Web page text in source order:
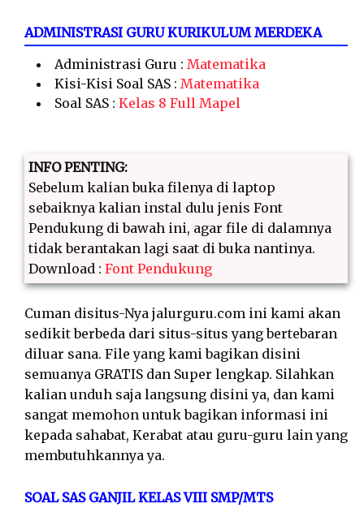
ADMINISTRASI GURU KURIKULUM MERDEKA
Administrasi Guru : Matematika
Kisi-Kisi Soal SAS : Matematika
Soal SAS : Kelas 8 Full Mapel
INFO PENTING:
Sebelum kalian buka filenya di laptop
sebaiknya kalian instal dulu jenis Font
Pendukung di bawah ini, agar file di dalamnya
tidak berantakan lagi saat di buka nantinya.
Download : Font Pendukung
Cuman disitus-Nya jalurguru.com ini kami akan
sedikit berbeda dari situs-situs yang bertebaran
diluar sana. File yang kami bagikan disini
semuanya GRATIS dan Super lengkap. Silahkan
kalian unduh saja langsung disini ya, dan kami
sangat memohon untuk bagikan informasi ini
kepada sahabat, Kerabat atau guru-guru lain yang
membutuhkannya ya.
SOAL SAS GANJIL KELAS VIII SMP/MTS